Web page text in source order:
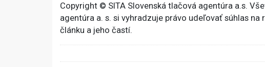
Copyright © SITA Slovenská tlačová agentúra a.s.
agentúra a. s. si vyhradzuje právo udeľovať súhlas
článku a jeho častí.